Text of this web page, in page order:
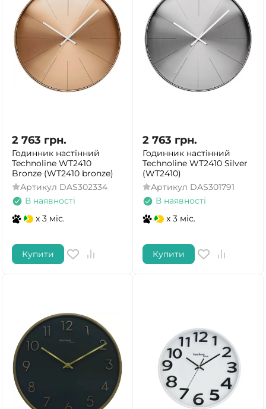
2 763 грн.
Годинник настінний
Technoline WT2410
Bronze (WT2410 bronze)
Артикул DAS302334
В наявності
x 3 міс.
Купити
2 763 грн.
Годинник настінний
Technoline WT2410 Silver
(WT2410)
Артикул DAS301791
В наявності
x 3 міс.
Купити